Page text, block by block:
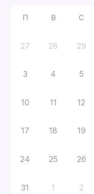
П В С
27 28 29
3 4 5
10 11 12
17 18 19
24 25 26
31 1 2